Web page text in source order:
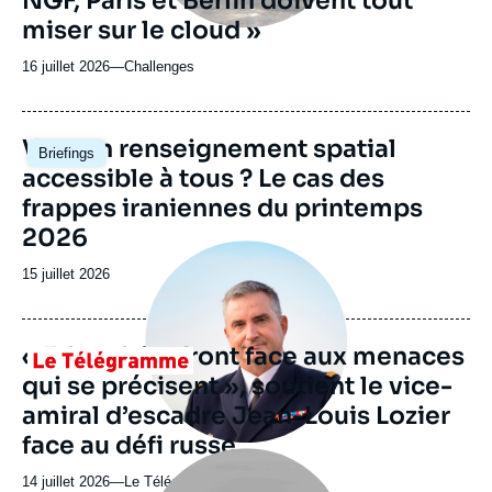
miser sur le cloud »
16 juillet 2026—Nom
journal,
ou
émission
Challenges
Briefings
Image
principale
Vers un renseignement spatial
accessible à tous ? Le cas des
frappes iraniennes du printemps
2026
Date
publication
15 juillet 2026
Logo
principale
médiatique
« Il faut faire front face aux menaces
qui se précisent », soutient le vice-
amiral d’escadre Jean-Louis Lozier
face au défi russe
14 juillet 2026—Nom
Le Télégramme
Image
principale